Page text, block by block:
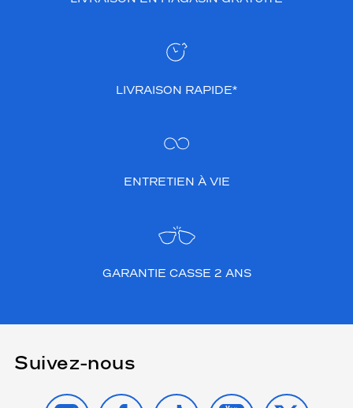
LIVRAISON RAPIDE*
ENTRETIEN À VIE
GARANTIE CASSE 2 ANS
Suivez-nous
INSTAGRAMFACEBOOK
TIKTOK YOUTUBE
X